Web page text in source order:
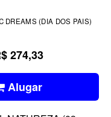
PAINEL BOTANIC DREAMS (DIA DOS PAIS)
274,33
Alugar